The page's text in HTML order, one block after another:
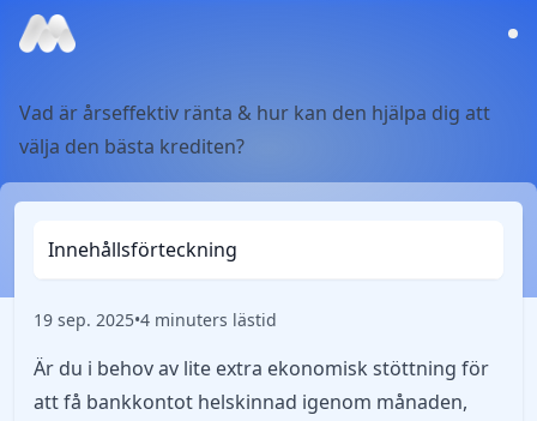
Vad är årseffektiv ränta & hur kan den hjälpa dig att
välja den bästa krediten?
Innehållsförteckning
19 sep. 2025•4 minuters lästid
Är du i behov av lite extra ekonomisk stöttning för
att få bankkontot helskinnad igenom månaden,